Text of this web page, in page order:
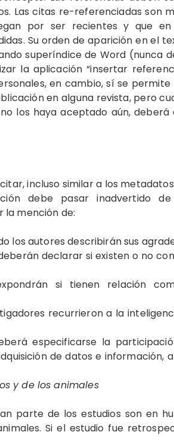
Las citas re-referenciadas son
por ser recientes y que
Su orden de aparición en el
superíndice de Word (nunca
la aplicación “insertar
en cambio, sí se permite
en alguna revista, pero
los haya aceptado aún,
incluso similar a los
debe pasar inadvertido
mención de:
los autores describirán sus
declarar si existen o no
si tienen relación
recurrieron a la
especificarse la
de datos e información,
y de los animales
parte de los estudios son en
Si el estudio fue